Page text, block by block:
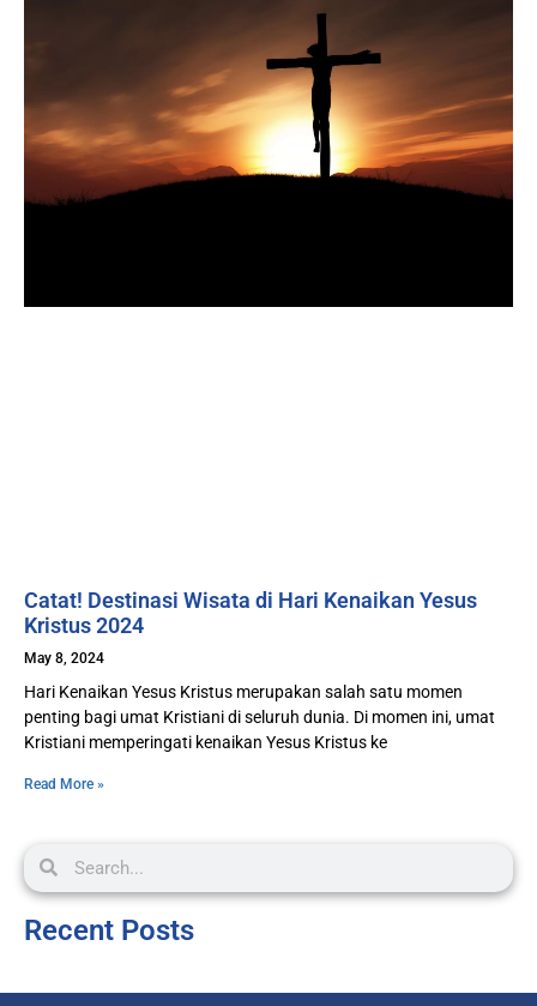
Catat! Destinasi Wisata di Hari Kenaikan Yesus
Kristus 2024
May 8, 2024
Hari Kenaikan Yesus Kristus merupakan salah satu momen
penting bagi umat Kristiani di seluruh dunia. Di momen ini, umat
Kristiani memperingati kenaikan Yesus Kristus ke
Read More »
Recent Posts